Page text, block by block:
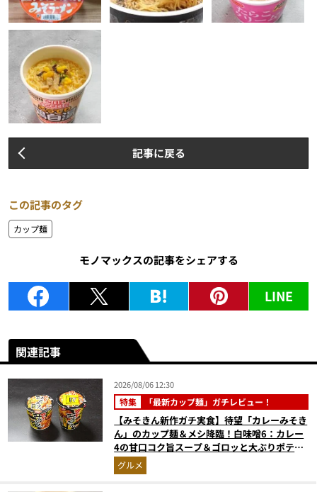
記事に戻る
この記事のタグ
カップ麺
モノマックスの記事をシェアする
LINE
関連記事
2026/08/06 12:30
特集 「最新カップ麺」ガチレビュー！
【みそきん新作ガチ実食】待望「カレーみそき
ん」のカップ麺＆メシ降臨！白味噌6：カレー
4の甘口コク旨スープ＆ゴロッと大ぶりポテト
に歓喜
グルメ